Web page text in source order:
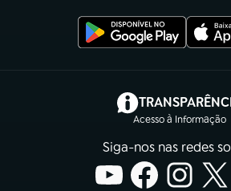
Acesso à Informação
(abre
Siga-nos nas redes